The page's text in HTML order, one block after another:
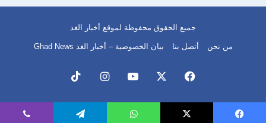
نسخ الرابط
جميع الحقوق محفوظة لموقع أخبار الغد
من نحن أتصل بنا بيان الخصوصية – أخبار الغد Ghad News
فيسبوك ‫YouTubeانستقرام